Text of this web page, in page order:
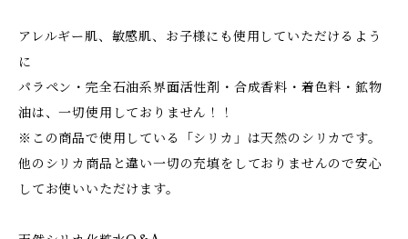
アレルギー肌、敏感肌、お子様にも使用していただけるよう
に
パラペン・完全石油系界面活性剤・合成香料・着色料・鉱物
油は、一切使用しておりません！！
※この商品で使用している「シリカ」は天然のシリカです。
他のシリカ商品と違い一切の充填をしておりませんので安心
してお使いいただけます。